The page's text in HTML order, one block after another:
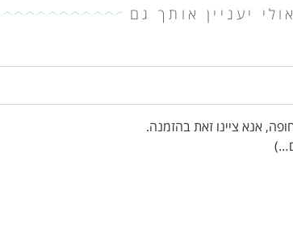
אולי יעניין אותך גם